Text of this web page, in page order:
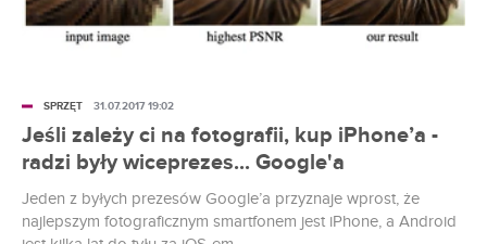
Jeśli zależy ci na fotografii, kup iPhone’a -
radzi były wiceprezes... Google'a
Jeden z byłych prezesów Google’a przyznaje wprost, że
najlepszym fotograficznym smartfonem jest iPhone, a Android
SPRZĘT 31.07.2017 19:02